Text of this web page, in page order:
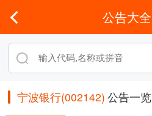
公告大全
宁波银行(002142) 公告一览